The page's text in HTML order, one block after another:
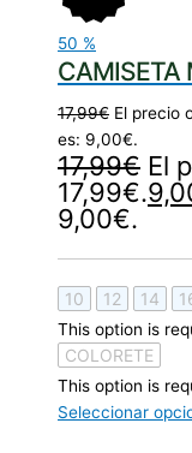
50 %
CAMISETA
17,99€ El precio
es: 9,00€.
17,99€ El
17,99€.
9,00€.
10 12 14
This option is
COLORETE
This option is
Seleccionar